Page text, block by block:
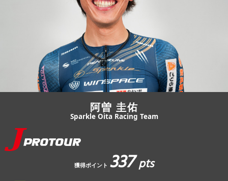
エントリー
JBCF ROAD SERIESとは
阿曽 圭佑
Sparkle Oita Racing Team
獲得ポイント 337pts